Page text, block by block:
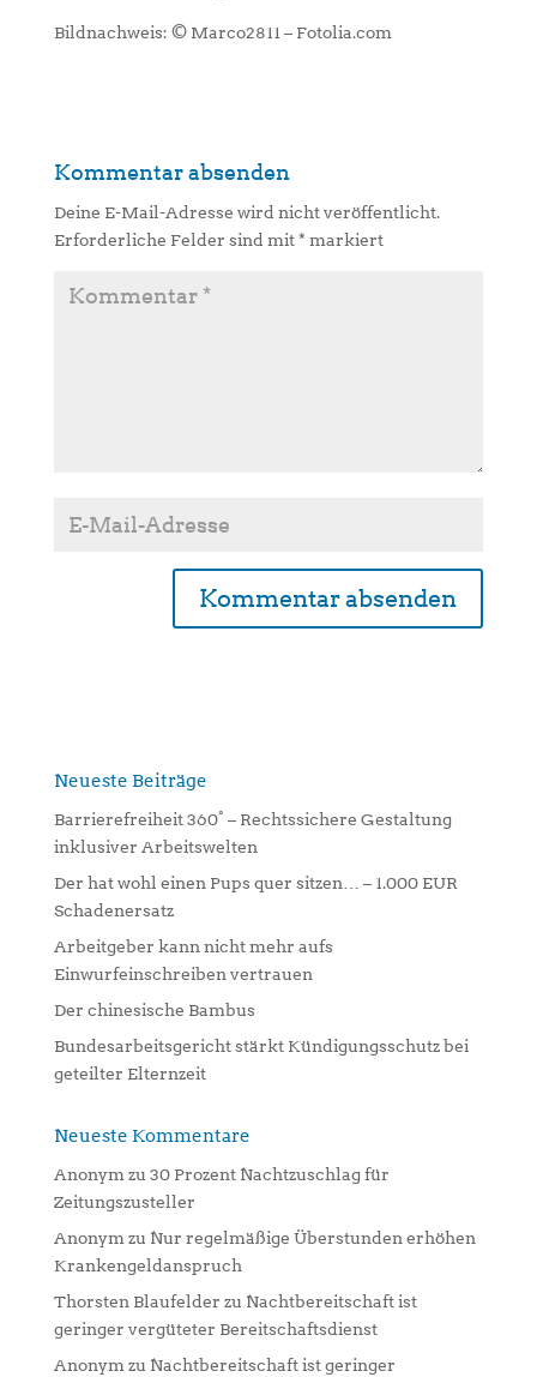
Bildnachweis: © Marco2811 – Fotolia.com
Kommentar absenden
Deine E-Mail-Adresse wird nicht veröffentlicht.
Erforderliche Felder sind mit* markiert
n
t
v
e
:
Neueste Beiträge
Barrierefreiheit 360° – Rechtssichere Gestaltung
inklusiver Arbeitswelten
Der hat wohl einen Pups quer sitzen… – 1.000 EUR
Schadenersatz
Arbeitgeber kann nicht mehr aufs
Einwurfeinschreiben vertrauen
Der chinesische Bambus
Bundesarbeitsgericht stärkt Kündigungsschutz bei
geteilter Elternzeit
Neueste Kommentare
Anonymzu 30 Prozent Nachtzuschlag für
Zeitungszusteller
Anonymzu Nur regelmäßige Überstunden erhöhen
Krankengeldanspruch
Thorsten Blaufelder zu Nachtbereitschaft ist
geringer vergüteter Bereitschaftsdienst
Anonymzu Nachtbereitschaft ist geringer